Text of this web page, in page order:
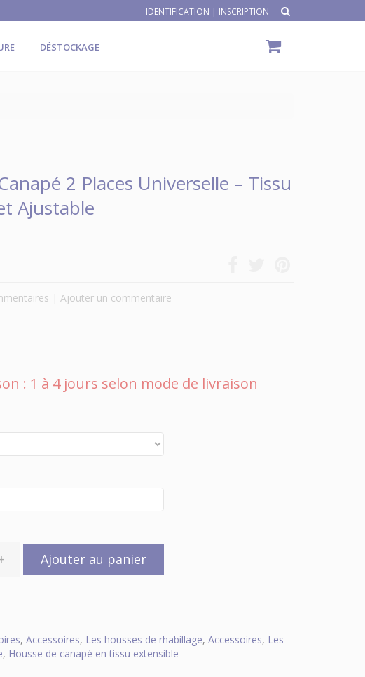
IDENTIFICATION | INSCRIPTION
DÉSTOCKAGE
2 Places Universelle – Tissu
Ajustable
| Ajouter un commentaire
: 1 à 4 jours selon mode de livraison
Ajouter au panier
, Accessoires, Les housses de rhabillage, Accessoires, Les
, Housse de canapé en tissu extensible